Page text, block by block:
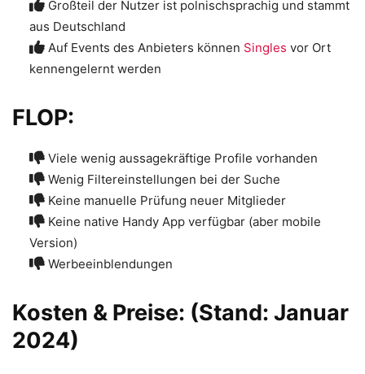
Großteil der Nutzer ist polnischsprachig und stammt
aus Deutschland
Auf Events des Anbieters können Singles vor Ort
kennengelernt werden
FLOP:
Viele wenig aussagekräftige Profile vorhanden
Wenig Filtereinstellungen bei der Suche
Keine manuelle Prüfung neuer Mitglieder
Keine native Handy App verfügbar (aber mobile
Version)
Werbeeinblendungen
Kosten & Preise: (Stand: Januar
2024)